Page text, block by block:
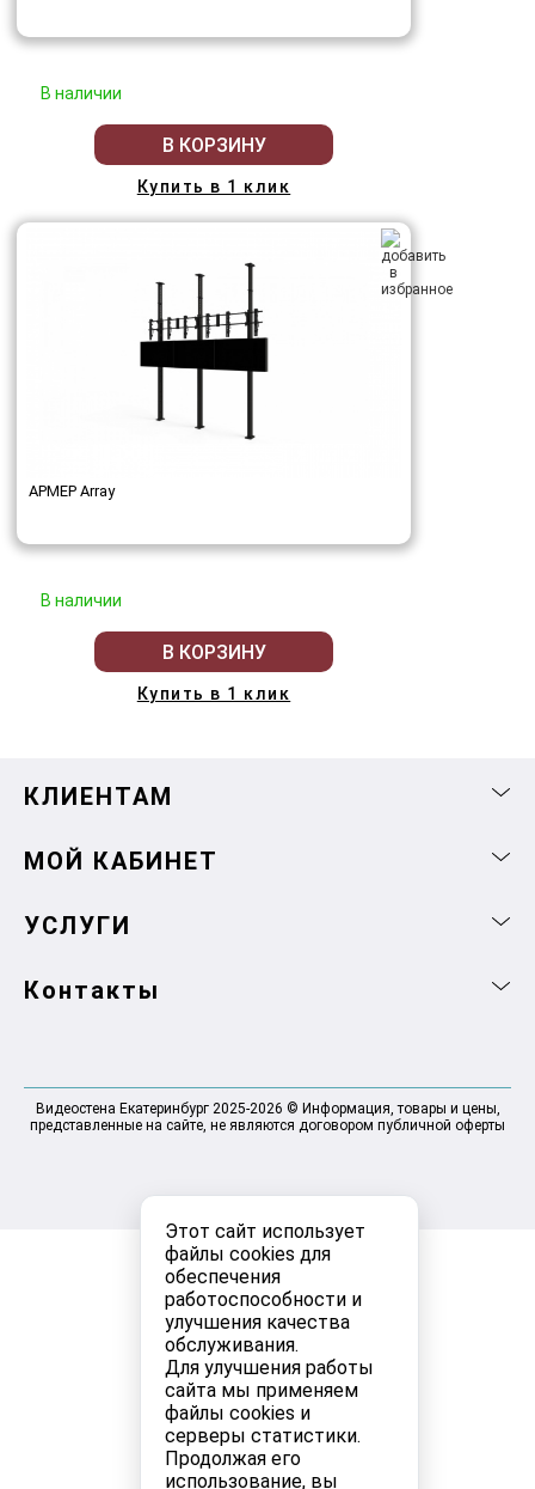
Этот сайт использует
файлы cookies для
обеспечения
работоспособности и
улучшения качества
обслуживания.
Для улучшения работы
сайта мы применяем
файлы cookies и
серверы статистики.
Продолжая его
использование, вы
В наличии
В КОРЗИНУ
Купить в 1 клик
АРМЕР Array
В наличии
В КОРЗИНУ
Купить в 1 клик
КЛИЕНТАМ
МОЙ КАБИНЕТ
УСЛУГИ
Контакты
Видеостена Екатеринбург 2025-2026 © Информация, товары и цены,
представленные на сайте, не являются договором публичной оферты